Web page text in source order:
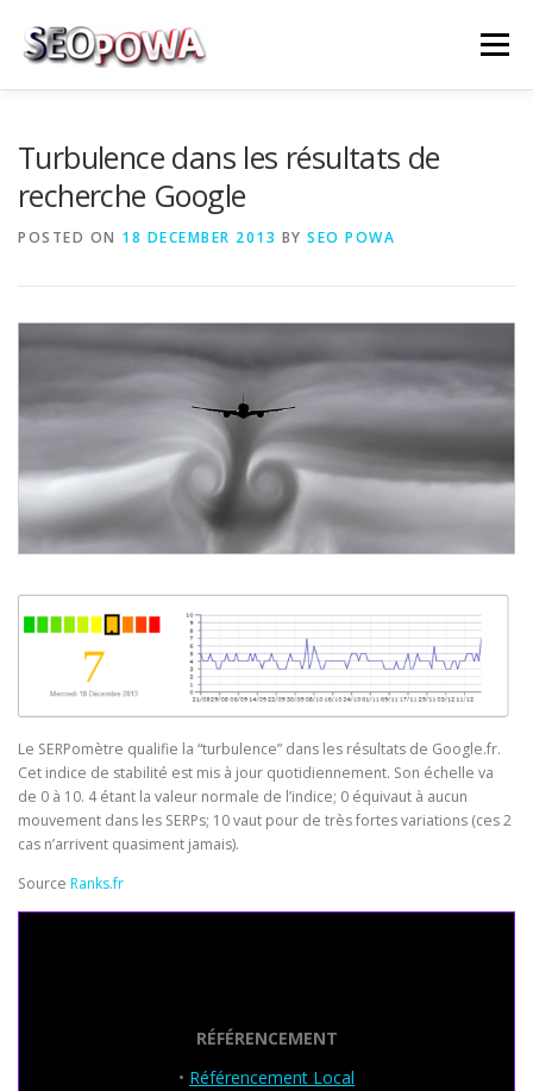
Menu
Turbulence dans les résultats de
recherche Google
POSTED ON 18 DECEMBER 2013 BY SEO POWA
Le SERPomètre qualifie la “turbulence” dans les résultats de Google.fr.
Cet indice de stabilité est mis à jour quotidiennement. Son échelle va
de 0 à 10. 4 étant la valeur normale de l’indice; 0 équivaut à aucun
mouvement dans les SERPs; 10 vaut pour de très fortes variations (ces 2
cas n’arrivent quasiment jamais).
Source Ranks.fr
RÉFÉRENCEMENT
• Référencement Local